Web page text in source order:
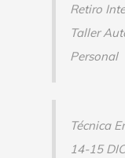
Retiro
Taller
Personal
Técnica
14-15